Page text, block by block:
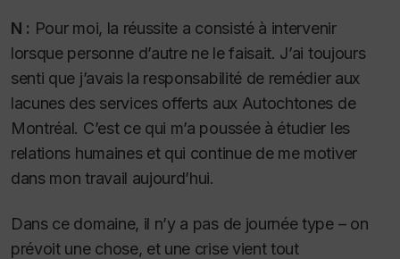
N : Pour moi, la réussite a consisté à intervenir
lorsque personne d’autre ne le faisait. J’ai toujours
senti que j’avais la responsabilité de remédier aux
lacunes des services offerts aux Autochtones de
Montréal. C’est ce qui m’a poussée à étudier les
relations humaines et qui continue de me motiver
dans mon travail aujourd’hui.
Dans ce domaine, il n’y a pas de journée type – on
prévoit une chose, et une crise vient tout